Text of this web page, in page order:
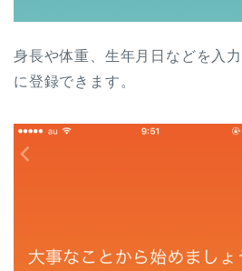
身長や体重、生年月日などを入
に登録できます。